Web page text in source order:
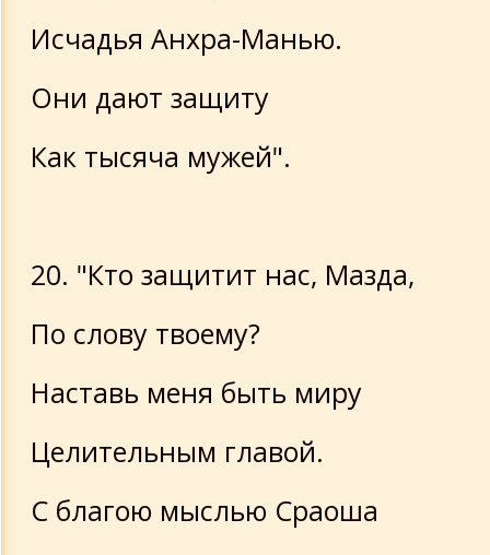
Исчадья Анхра-Манью.
Они дают защиту
Как тысяча мужей".
20. "Кто защитит нас, Мазда,
По слову твоему?
Наставь меня быть миру
Целительным главой.
С благою мыслью Сраоша